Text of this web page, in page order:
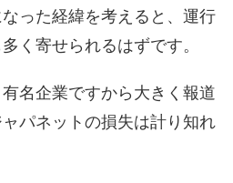
った経緯を考えると、運行
く寄せられるはずです。
名企業ですから大きく報道
パネットの損失は計り知れ